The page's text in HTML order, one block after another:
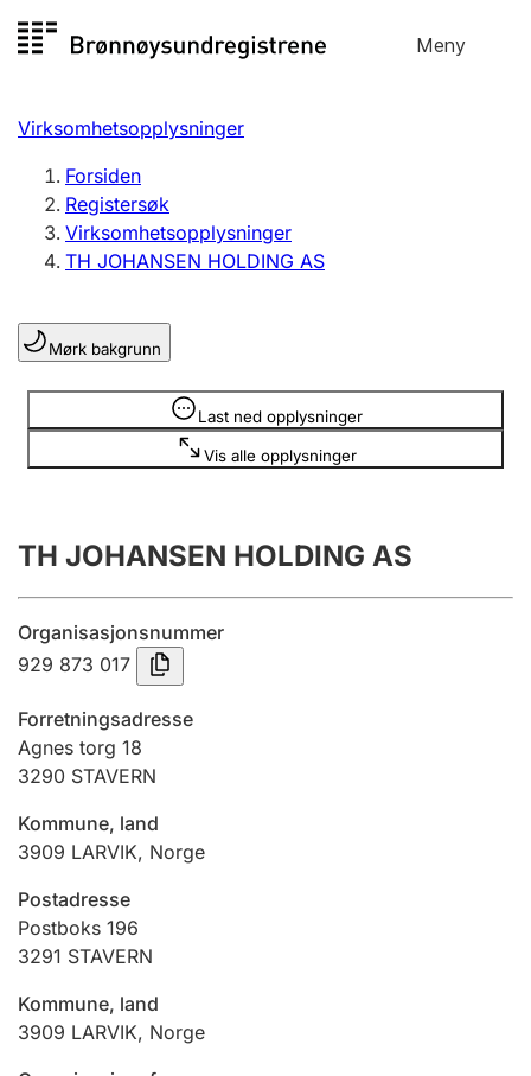
til
Meny
Registersøk
Aksjeselskap
Enkeltpersonforetak
Registrere, endre, slette
Lag og forening
Registrere, endre, slette
Årsregnskap
Innsending og forsinkelsesgebyr
Tinglysing
Jeger
Ektepaktveileder
Virksomhetsopplysninger
Forsiden
Registersøk
Virksomhetsopplysninger
TH JOHANSEN HOLDING AS
Mørk bakgrunn
Last ned opplysninger
Vis alle opplysninger
Opplysninger er skjult
TH JOHANSEN HOLDING AS
Organisasjonsnummer
929 873 017
Forretningsadresse
Agnes torg 18
3290 STAVERN
Kommune, land
3909 LARVIK, Norge
Postadresse
Postboks 196
3291 STAVERN
Kommune, land
3909 LARVIK, Norge